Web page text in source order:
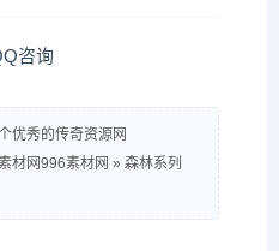
咨询
优秀的传奇资源网
材网996素材网 » 森林系列